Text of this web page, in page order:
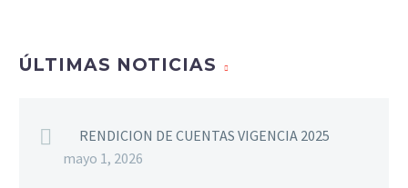
ÚLTIMAS NOTICIAS
RENDICION DE CUENTAS VIGENCIA 2025
mayo 1, 2026